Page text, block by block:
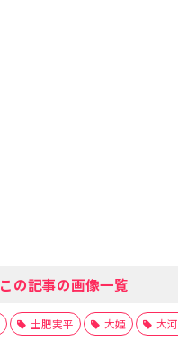
この記事の画像一覧
土肥実平 大姫 大